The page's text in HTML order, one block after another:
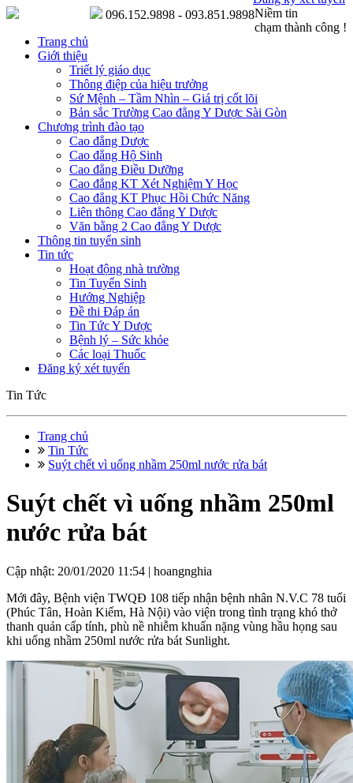
Niềm tin
chạm thành công !
096.152.9898 - 093.851.9898
Trang chủ
Giới thiệu
Triết lý giáo dục
Thông điệp của hiệu trưởng
Sứ Mệnh – Tầm Nhìn – Giá trị cốt lõi
Bản sắc Trường Cao đẳng Y Dược Sài Gòn
Chương trình đào tạo
Cao đẳng Dược
Cao đẳng Hộ Sinh
Cao đẳng Điều Dưỡng
Cao đẳng KT Xét Nghiệm Y Học
Cao đẳng KT Phục Hồi Chức Năng
Liên thông Cao đẳng Y Dược
Văn bằng 2 Cao đẳng Y Dược
Thông tin tuyển sinh
Tin tức
Hoạt động nhà trường
Tin Tuyển Sinh
Hướng Nghiệp
Đề thi Đáp án
Tin Tức Y Dược
Bệnh lý – Sức khỏe
Các loại Thuốc
Đăng ký xét tuyển
Tin Tức
Trang chủ
Tin Tức
Suýt chết vì uống nhầm 250ml nước rửa bát
Suýt chết vì uống nhầm 250ml
nước rửa bát
Cập nhật: 20/01/2020 11:54 | hoangnghia
Mới đây, Bệnh viện TWQĐ 108 tiếp nhận bệnh nhân N.V.C 78 tuổi
(Phúc Tân, Hoàn Kiếm, Hà Nội) vào viện trong tình trạng khó thở
thanh quản cấp tính, phù nề nhiễm khuẩn nặng vùng hầu họng sau
khi uống nhầm 250ml nước rửa bát Sunlight.